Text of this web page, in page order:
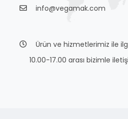
info@vegamak.com
Ürün ve hizmetlerimiz ile
10.00-17.00 arası bizimle